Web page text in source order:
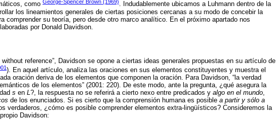
como George-Spencer Brown (1969). Indudablemente ubicamos a Luhmann dentro de la
los lineamientos generales de ciertas posiciones cercanas a su modo de concebir la
comprender su teoría, pero desde otro marco analítico. En el próximo apartado nos
por Donald Davidson.
reference”, Davidson se opone a ciertas ideas generales propuestas en su artículo de
). En aquel artículo, analiza las oraciones en sus elementos constituyentes y muestra el
oración deriva de los elementos que componen la oración. Para Davidson, “la verdad
de los elementos” (2001: 220). De este modo, ante la pregunta, ¿qué asegura la
s en L?, la respuesta no se referirá a cierto nexo entre predicados y algo en el mundo,
de los enunciados. Si es cierto que la comprensión humana es posible a partir y sólo a
verdaderos, ¿cómo es posible comprender elementos extra-lingüísticos? Consideremos la
Davidson: